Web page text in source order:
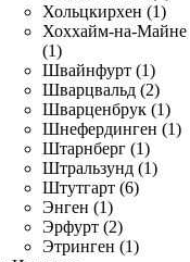
Хольцкирхен (1)
Хоххайм-на-Майне
(1)
Швайнфурт (1)
Шварцвальд (2)
Шварценбрук (1)
Шнефердинген (1)
Штарнберг (1)
Штральзунд (1)
Штутгарт (6)
Энген (1)
Эрфурт (2)
Этринген (1)